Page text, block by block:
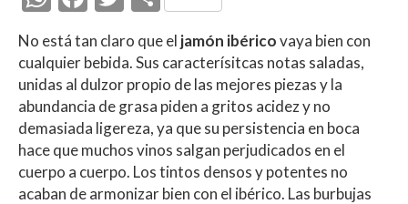
h
at
s
A
p
p
ac
e
b
o
o
k
itt
er
o
m
p
ar
ti
r
No está tan claro que el jamón ibéricovaya bien con
cualquier bebida. Sus caracterísitcas notas saladas,
unidas al dulzor propio de las mejores piezas y la
abundancia de grasa piden a gritos acidez y no
demasiada ligereza, ya que su persistencia en boca
hace que muchos vinos salgan perjudicados en el
cuerpo a cuerpo. Los tintos densos y potentes no
acaban de armonizar bien con el ibérico. Las burbujas